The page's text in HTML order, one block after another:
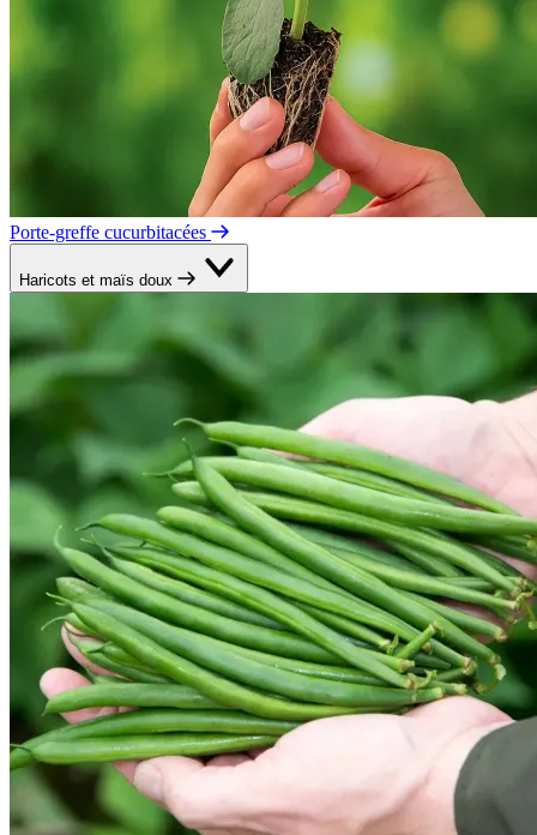
Porte-greffe cucurbitacées
Haricots et maïs doux